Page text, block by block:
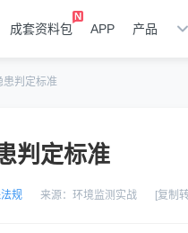
成套资料包 APP 产品
患判定标准
判定标准
规 来源： 环境监测实战 [复制